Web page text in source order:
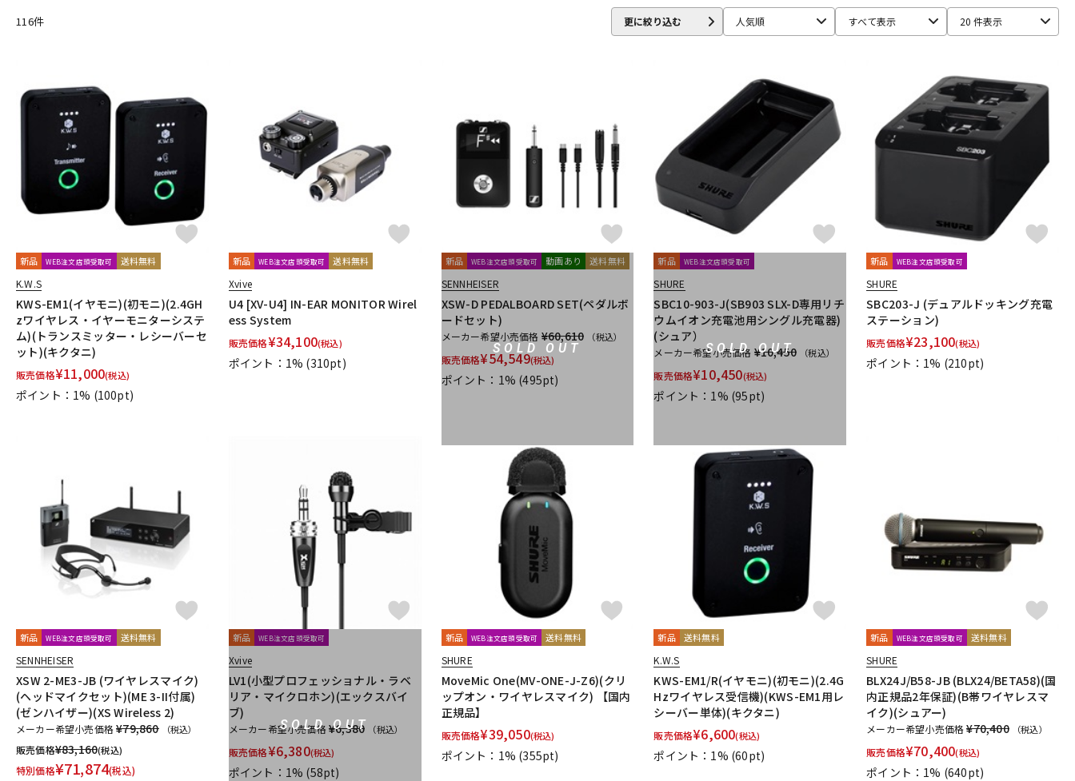
DYNAUDIO PRO Ear Trumpet Labs EARTHWORKS
Ehrlund Microphone
Electro Harmonix
Eventide EXFORM Fischer Amps FMR AUDIO FOCAL
Focusrite
G_2Systems HEADREC Hear Technologies
HEiL SOUND
HERCULES
Heritage Audio HUMPBACK ENGINEERING ISO ACOUSTICS ISOVOX JBL JohnBlue Audio
JVC
JZ Microphones
K.W.S KAKASHI Professional Stands Kikutani KORG KOTOBUKI KRK KRYNA KSdigital KVOX
Lauten Audio Lexicon LOJECT maag audio marantz Professional Marshall MASELEC MATRIX M-AUDIO Mee audio
MIDAS
Millennia
MINI-SONEX MISTRAL Mojave Audio Monkey Banana MONSTER CABLE Morton Microphone Systems Musikelectronic Geithain
NEUMANN
Nothing OHASHI OLLO AUDIO onso Oyaide
P-S
Peluso PhoenixAudio Pioneer DJ PRIMACOUSTIC Primo PROIDEA
Protection Racket
Providence
Pueblo Audio Purple audio QUIK LOK Rational Acoustics reloop reProducer Audio Rhapsodio RODE Roger Mayer Roland
Roswell Pro Audio
RUPERT NEVE DESIGNS Samar Audio Design SCHOEPS
SENNHEISER
Shadow Hills Industries
SHINYA’S STUDIO SHIZUKA SlateDigital SLR Studios SONTRONICS SONY SoundCraft SPL SSL(Solid State Logic) STAX
STAY
STEDMAN
Steven Slate Audio Superlux SUZUKI
T-Z
TAKACHI TAMA TASCAM tc electronic TC helicon Teenage Engineering Thermionic Culture TOMOCA Townsend Labs
TRIAL
Triprop TUBE-TECH ULTIMATE ULTRASONE Umbrella Company United Studio Technologies
unknown
VELCRO(R) Brand
VOX-O-RAMA Voyage Audio
NiCSo Wavebone Harrison Audio
116件 更に絞り込む 人気順 すべて表示 20 件表示
新品 WEB注文店頭受取可 送料無料
K.W.S
KWS-EM1(イヤモニ)(初モニ)(2.4GH
zワイヤレス・イヤーモニターシステ
ム)(トランスミッター・レシーバーセ
ット)(キクタニ)
販売価格¥11,000(税込)
ポイント：1% (100pt)
新品 WEB注文店頭受取可 送料無料
Xvive
U4 [XV-U4] IN-EAR MONITOR Wirel
ess System
販売価格¥34,100(税込)
ポイント：1% (310pt)
SOLD OUT
新品 WEB注文店頭受取可 動画あり 送料無料
SENNHEISER
XSW-D PEDALBOARD SET(ペダルボ
ードセット)
メーカー希望小売価格 ¥60,610 （税込）
販売価格¥54,549(税込)
ポイント：1% (495pt)
SOLD OUT
新品 WEB注文店頭受取可
SHURE
SBC10-903-J(SB903 SLX-D専用リチ
ウムイオン充電池用シングル充電器)
(シュア）
メーカー希望小売価格 ¥10,450 （税込）
販売価格¥10,450(税込)
ポイント：1% (95pt)
新品 WEB注文店頭受取可
SHURE
SBC203-J (デュアルドッキング充電
ステーション)
販売価格¥23,100(税込)
ポイント：1% (210pt)
新品 WEB注文店頭受取可 送料無料
SENNHEISER
XSW 2-ME3-JB (ワイヤレスマイク)
(ヘッドマイクセット)(ME 3-II付属)
(ゼンハイザー)(XS Wireless 2)
メーカー希望小売価格¥79,860 （税込）
販売価格¥83,160(税込)
特別価格¥71,874(税込)
SOLD OUT
新品 WEB注文店頭受取可
Xvive
LV1(小型プロフェッショナル・ラベ
リア・マイクロホン)(エックスバイ
ブ)
メーカー希望小売価格 ¥6,380 （税込）
販売価格¥6,380(税込)
ポイント：1% (58pt)
新品 WEB注文店頭受取可 送料無料
SHURE
MoveMic One(MV-ONE-J-Z6)(クリ
ップオン・ワイヤレスマイク) 【国内
正規品】
販売価格¥39,050(税込)
ポイント：1% (355pt)
新品 送料無料
K.W.S
KWS-EM1/R(イヤモニ)(初モニ)(2.4G
Hzワイヤレス受信機)(KWS-EM1用レ
シーバー単体)(キクタニ)
販売価格¥6,600(税込)
ポイント：1% (60pt)
新品 WEB注文店頭受取可 送料無料
SHURE
BLX24J/B58-JB (BLX24/BETA58)(国
内正規品2年保証)(B帯ワイヤレスマ
イク)(シュアー)
メーカー希望小売価格¥70,400 （税込）
販売価格¥70,400(税込)
ポイント：1% (640pt)